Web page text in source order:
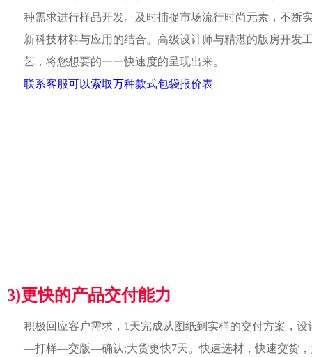
种需求进行样品开发。及时捕捉市场流行时尚元素，不断
新科技材料与应用的结合。高级设计师与精湛的版房开发
艺，将您想要的一一快速度的呈现出来。
联系客服可以索取万种款式包袋报价表
3)更快的产品交付能力
积极回应客户需求，1天完成从图纸到实样的交付方案，设
—打样—交版—确认;大货更快7天。快速选材，快速交货